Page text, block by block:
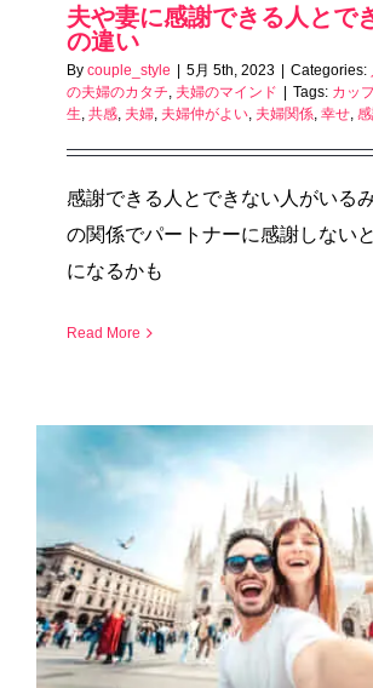
夫や妻に感謝できる人とで
の違い
By couple_style | 5月 5th, 2023 | Categories:
の夫婦のカタチ, 夫婦のマインド | Tags: カッ
生, 共感, 夫婦, 夫婦仲がよい, 夫婦関係, 幸せ,
感謝できる人とできない人がいる
の関係でパートナーに感謝しない
になるかも
Read More